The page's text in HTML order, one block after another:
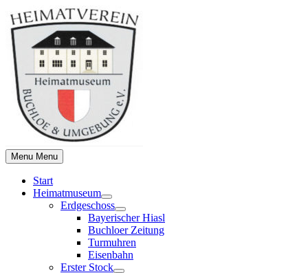
Skip
to
content
Menu Menu
Start
Heimatmuseum
Show
sub
menu
Erdgeschoss
Show
sub
menu
Bayerischer Hiasl
Buchloer Zeitung
Turmuhren
Eisenbahn
Erster Stock